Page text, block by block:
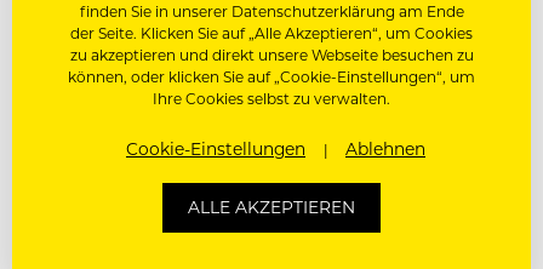
finden Sie in unserer Datenschutzerklärung am Ende
der Seite. Klicken Sie auf „Alle Akzeptieren“, um Cookies
zu akzeptieren und direkt unsere Webseite besuchen zu
können, oder klicken Sie auf „Cookie-Einstellungen“, um
Ihre Cookies selbst zu verwalten.
Cookie-Einstellungen Ablehnen
ALLE AKZEPTIEREN